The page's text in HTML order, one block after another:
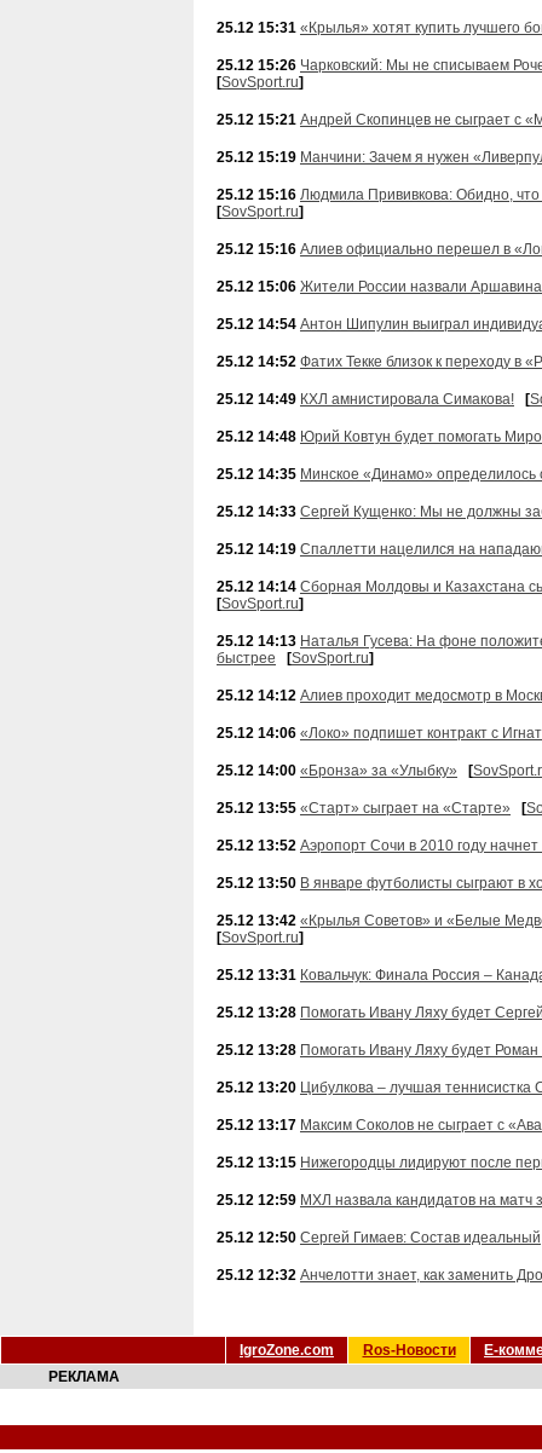
25.12 15:31 «Крылья» хотят купить лучшего
25.12 15:26 Чарковский: Мы не списываем
[SovSport.ru]
25.12 15:21 Андрей Скопинцев не сыграет с
25.12 15:19 Манчини: Зачем я нужен
25.12 15:16 Людмила Прививкова: Обидно, что
[SovSport.ru]
25.12 15:16 Алиев официально перешел в
25.12 15:06 Жители России назвали
25.12 14:54 Антон Шипулин выиграл
25.12 14:52 Фатих Текке близок к переходу в
25.12 14:49 КХЛ амнистировала Симакова! [
25.12 14:48 Юрий Ковтун будет помогать
25.12 14:35 Минское «Динамо» определилось
25.12 14:33 Сергей Кущенко: Мы не должны
25.12 14:19 Спаллетти нацелился на
25.12 14:14 Сборная Молдовы и Казахстана
[SovSport.ru]
25.12 14:13 Наталья Гусева: На фоне
быстрее
[SovSport.ru]
25.12 14:12 Алиев проходит медосмотр в
25.12 14:06 «Локо» подпишет контракт с
25.12 14:00 «Бронза» за «Улыбку» [
25.12 13:55 «Старт» сыграет на «Старте» [
25.12 13:52 Аэропорт Сочи в 2010 году
25.12 13:50 В январе футболисты сыграют в
25.12 13:42 «Крылья Советов» и «Белые
[SovSport.ru]
25.12 13:31 Ковальчук: Финала Россия –
25.12 13:28 Помогать Ивану Ляху будет
25.12 13:28 Помогать Ивану Ляху будет
25.12 13:20 Цибулкова – лучшая теннисистка
25.12 13:17 Максим Соколов не сыграет с
25.12 13:15 Нижегородцы лидируют после
25.12 12:59 МХЛ назвала кандидатов на матч
25.12 12:50 Сергей Гимаев: Состав идеальный
25.12 12:32 Анчелотти знает, как заменить
IgroZone.com Ros-Новости
Е-
РЕКЛАМА